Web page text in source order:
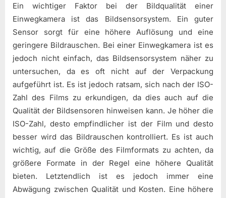
Ein wichtiger Faktor bei der Bildqualität einer
Einwegkamera ist das Bildsensorsystem. Ein guter
Sensor sorgt für eine höhere Auflösung und eine
geringere Bildrauschen. Bei einer Einwegkamera ist es
jedoch nicht einfach, das Bildsensorsystem näher zu
untersuchen, da es oft nicht auf der Verpackung
aufgeführt ist. Es ist jedoch ratsam, sich nach der ISO-
Zahl des Films zu erkundigen, da dies auch auf die
Qualität der Bildsensoren hinweisen kann. Je höher die
ISO-Zahl, desto empfindlicher ist der Film und desto
besser wird das Bildrauschen kontrolliert. Es ist auch
wichtig, auf die Größe des Filmformats zu achten, da
größere Formate in der Regel eine höhere Qualität
bieten. Letztendlich ist es jedoch immer eine
Abwägung zwischen Qualität und Kosten. Eine höhere